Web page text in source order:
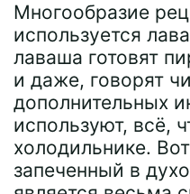
Многообразие
используется
лаваша готовят
и даже, говорят
дополнительных
используют, всё,
холодильнике.
запеченный в